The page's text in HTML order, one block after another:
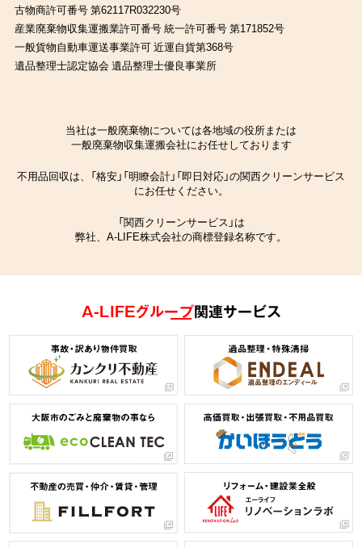
古物商許可番号 第62117R032230号
産業廃棄物収集運搬業許可番号 統一許可番号 第171852号
一般貨物自動車運送事業許可 近運自貨第368号
遺品整理士認定協会 遺品整理士優良事業所
当社は一般廃棄物については各地域の役所または
一般廃棄物収集運搬会社にお任せしております
不用品回収は、「格安」「明瞭会計」「即日対応」の関西クリーンサービス
にお任せください。
「関西クリーンサービス」は
弊社、A-LIFE株式会社の商標登録名称です。
A-LIFEグループ関連サービス